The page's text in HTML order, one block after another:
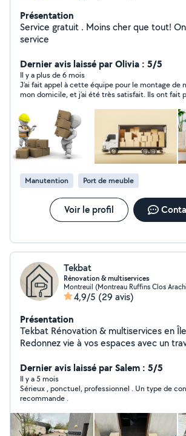
Présentation
Service gratuit . Moins cher que tout! On est tous ali
service
Dernier avis laissé par Olivia : 5/5
Il y a plus de 6 mois
J’ai fait appel à cette équipe pour le montage de
mon domicile, et j’ai été très satisfait. Ils ont fait
pu se rendre disponibles dès le lendemain soir.
pour leur réactivité et leur efficacité !
Manutention Port de meuble
Voir le profil
Tekbat
Rénovation & multiservices
Montreuil (Montreau Ruffins Clos
4,9/5 (29 avis)
Présentation
Tekbat Rénovation & multiservices en Île-de-France
Redonnez vie à vos espaces avec un
améliorons vos logements et locaux
efficacité Intervention rapide en Île-de-France Devis
gratuits
Dernier avis laissé par Salem : 5/5
Il y a 5 mois
Sérieux , ponctuel, professionnel . Un type de
recommande .